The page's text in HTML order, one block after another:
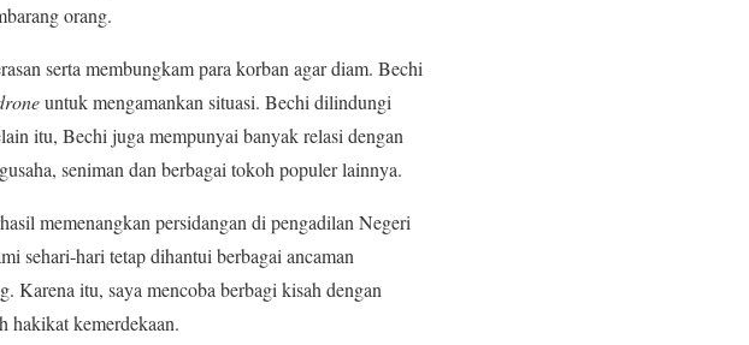
orang.
serta membungkam para korban agar diam. Bechi
untuk mengamankan situasi. Bechi dilindungi
itu, Bechi juga mempunyai banyak relasi dengan
seniman dan berbagai tokoh populer lainnya.
memenangkan persidangan di pengadilan Negeri
sehari-hari tetap dihantui berbagai ancaman
Karena itu, saya mencoba berbagi kisah dengan
hakikat kemerdekaan.